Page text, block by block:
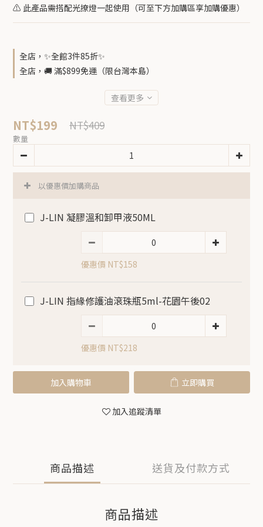
⚠️ 此產品需搭配光撩燈一起使用（可至下方加購區享加購優惠）
全店，✨全館3件85折✨
全店，🚚 滿$899免運（限台灣本島）
查看更多
NT$199 NT$409
數量
以優惠價加購商品
J-LIN 凝膠溫和卸甲液50ML
優惠價 NT$158
J-LIN 指緣修護油滾珠瓶5ml-花園午後02
優惠價 NT$218
加入購物車 立即購買
加入追蹤清單
商品描述 送貨及付款方式
商品描述